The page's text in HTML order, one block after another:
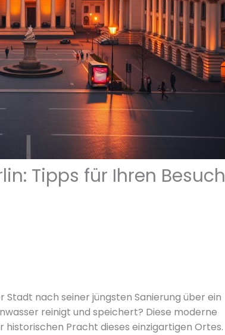
Tipps für Ihren Besuch
Stadt nach seiner jüngsten Sanierung über ein
reinigt und speichert? Diese moderne
Pracht dieses einzigartigen Ortes.